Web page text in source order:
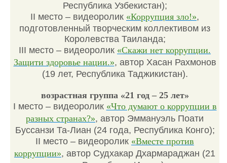
Республика Узбекистан);
II место – видеоролик «Коррупция зло!»,
подготовленный творческим коллективом из
Королевства Таиланда;
III место – видеоролик «Скажи нет коррупции.
Защити здоровье нации.», автор Хасан Рахмонов
(19 лет, Республика Таджикистан).
возрастная группа «21 год – 25 лет»
I место – видеоролик «Что думают о коррупции в
разных странах?», автор Эммануэль Поати
Буссанзи Та-Лиан (24 года, Республика Конго);
II место – видеоролик «Вместе против
коррупции», автор Судхакар Дхармараджан (21